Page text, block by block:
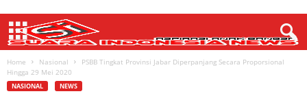
Home Nasional
PSBB Tingkat Provinsi Jabar Diperpanjang Secara Proporsional
Hingga 29 Mei 2020
NASIONAL NEWS